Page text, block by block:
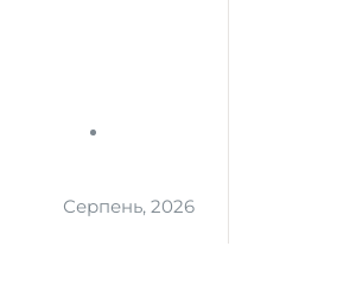
Серпень, 2026